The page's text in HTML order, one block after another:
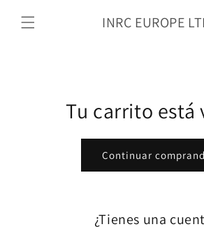
contenido
INRC EUROPE
Tu carrito está
Continuar
¿Tienes una